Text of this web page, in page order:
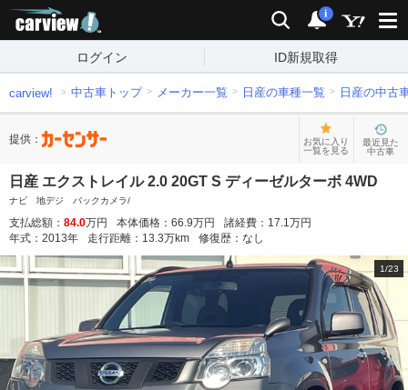
検索 通知
i
ログイン ID新規取得
carview! 中古車トップ メーカー一覧 日産の車種一覧 日産の中古
提供：
お気に入り
一覧を見る
最近見た
中古車
日産 エクストレイル 2.0 20GT S ディーゼルターボ 4WD
ナビ 地デジ バックカメラ/
支払総額： 84.0万円 本体価格： 66.9万円 諸経費： 17.1万円
年式： 2013年 走行距離： 13.3万km 修復歴： なし
1/23